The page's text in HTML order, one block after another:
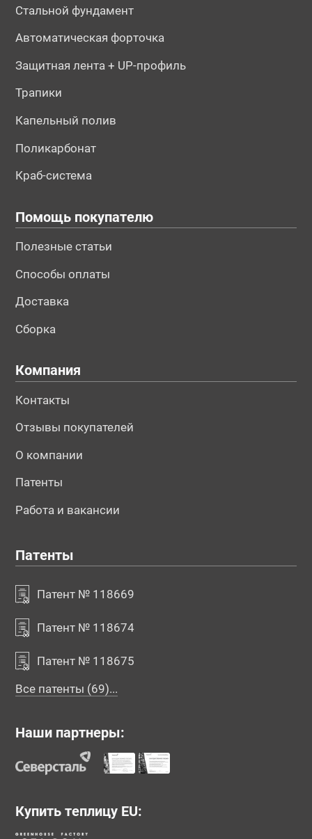
Стальной фундамент
Автоматическая форточка
Защитная лента + UP-профиль
Трапики
Капельный полив
Поликарбонат
Краб-система
Помощь покупателю
Полезные статьи
Способы оплаты
Доставка
Сборка
Компания
Контакты
Отзывы покупателей
О компании
Патенты
Работа и вакансии
Патенты
Патент № 118669
Патент № 118674
Патент № 118675
Все патенты (69)...
Наши партнеры:
Купить теплицу EU: